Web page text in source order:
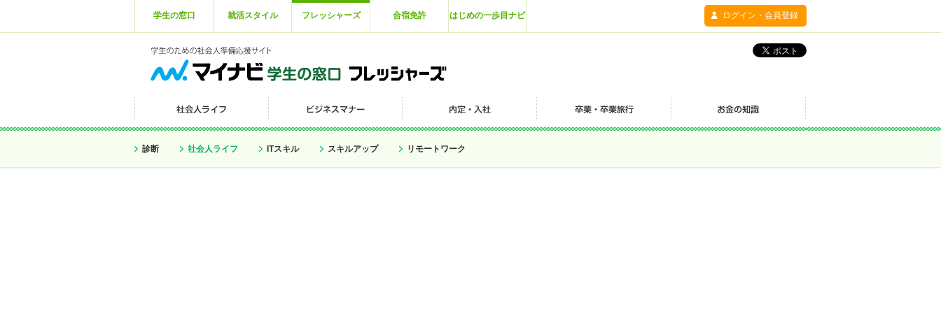
学生の窓口 就活スタイル フレッシャーズ 合宿免許 はじめの一歩目ナビ ログイン・会員登録
診断 社会人ライフ ITスキル スキルアップ リモートワーク